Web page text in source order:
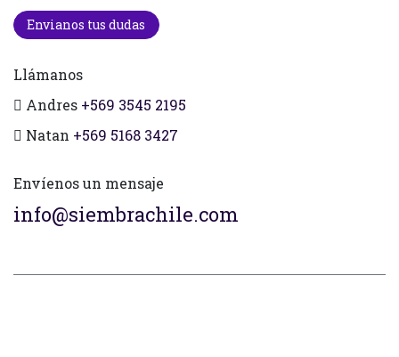
Envianos tus dudas
Llámanos
Andres +569 3545 2195
Natan +569 5168 3427
Envíenos un mensaje
info@siembrachile.com